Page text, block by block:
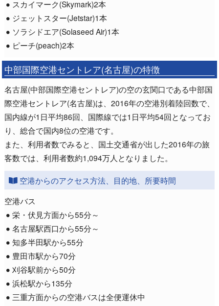
スカイマーク(Skymark)2本
ジェットスター(Jetstar)1本
ソラシドエア(Solaseed Air)1本
ピーチ(peach)2本
中部国際空港セントレア(名古屋)の特徴
名古屋(中部国際空港セントレア)の空の玄関口である中部国
際空港セントレア(名古屋)は、2016年の空港別着陸回数で、
国内線が1日平均86回、国際線では1日平均54回となってお
り、総合で国内8位の空港です。
また、利用者数でみると、国土交通省が出した2016年の旅
客数では、利用者数約1,094万人となりました。
空港からのアクセス方法、目的地、所要時間
空港バス
栄・伏見方面から55分～
名古屋駅西口から55分～
知多半田駅から55分
豊田市駅から70分
刈谷駅前から50分
浜松駅から135分
三重方面からの空港バスは全便運休中